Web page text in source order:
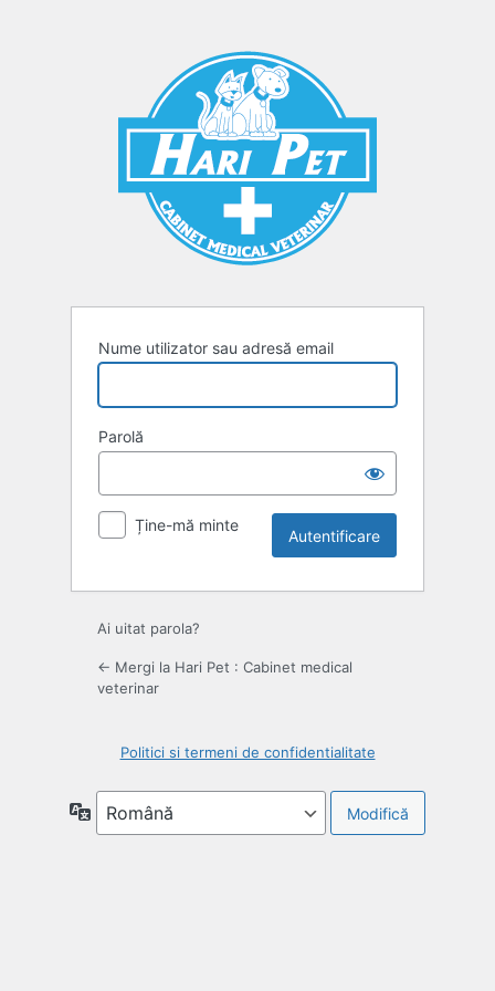
Nume utilizator sau adresă email
Parolă
Ține-mă minte
Ai uitat parola?
← Mergi la Hari Pet : Cabinet medical
veterinar
Politici si termeni de confidentialitate
Limbă